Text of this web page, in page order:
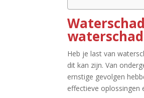
Heb je last van
dit kan zijn.​ Van
ernstige gevolgen
effectieve oplossingen